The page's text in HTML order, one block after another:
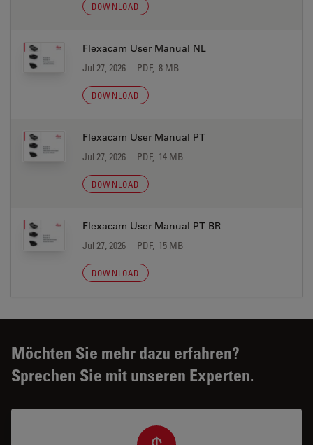
DOWNLOAD
Flexacam User Manual NL
Jul 27, 2026 PDF, 8 MB
DOWNLOAD
Flexacam User Manual PT
Jul 27, 2026 PDF, 14 MB
DOWNLOAD
Flexacam User Manual PT BR
Jul 27, 2026 PDF, 15 MB
DOWNLOAD
Möchten Sie mehr dazu erfahren?
Sprechen Sie mit unseren Experten.